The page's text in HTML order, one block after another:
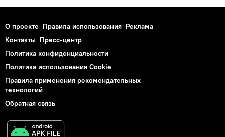
О проекте Правила использования Реклама
Контакты Пресс-центр
Политика конфиденциальности
Политика использования Cookie
Правила применения рекомендательных
технологий
Обратная связь